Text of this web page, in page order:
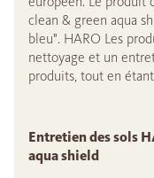
clean & green aqua
bleu". HARO Les
nettoyage et un
produits, tout en
Entretien des sols
aqua shield